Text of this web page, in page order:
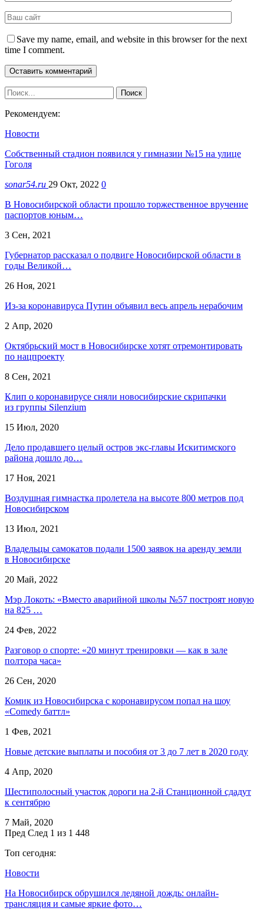
Save my name, email, and website in this browser for the next
time I comment.
Рекомендуем:
Новости
Собственный стадион появился у гимназии №15 на улице
Гоголя
sonar54.ru 29 Окт, 2022 0
В Новосибирской области прошло торжественное вручение
паспортов юным…
3 Сен, 2021
Губернатор рассказал о подвиге Новосибирской области в
годы Великой…
26 Ноя, 2021
Из-за коронавируса Путин объявил весь апрель нерабочим
2 Апр, 2020
Октябрьский мост в Новосибирске хотят отремонтировать
по нацпроекту
8 Сен, 2021
Клип о коронавирусе сняли новосибирские скрипачки
из группы Silenzium
15 Июл, 2020
Дело продавшего целый остров экс-главы Искитимского
района дошло до…
17 Ноя, 2021
Воздушная гимнастка пролетела на высоте 800 метров под
Новосибирском
13 Июл, 2021
Владельцы самокатов подали 1500 заявок на аренду земли
в Новосибирске
20 Май, 2022
Мэр Локоть: «Вместо аварийной школы №57 построят новую
на 825 …
24 Фев, 2022
Разговор о спорте: «20 минут тренировки — как в зале
полтора часа»
26 Сен, 2020
Комик из Новосибирска с коронавирусом попал на шоу
«Comedy баттл»
1 Фев, 2021
Новые детские выплаты и пособия от 3 до 7 лет в 2020 году
4 Апр, 2020
Шестиполосный участок дороги на 2-й Станционной сдадут
к сентябрю
7 Май, 2020
Пред След 1 из 1 448
Топ сегодня:
Новости
На Новосибирск обрушился ледяной дождь: онлайн-
трансляция и самые яркие фото…